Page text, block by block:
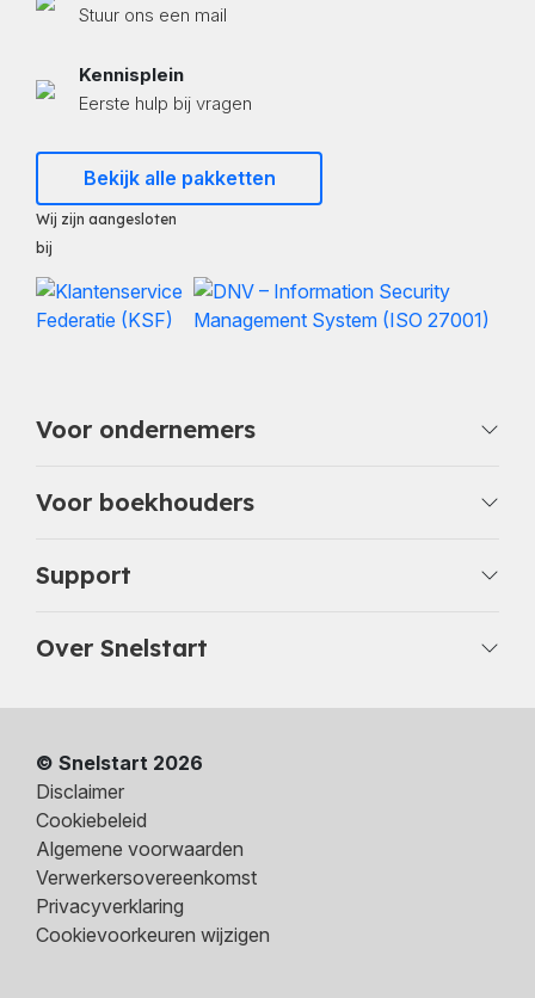
Stuur ons een mail
Kennisplein
Eerste hulp bij vragen
Bekijk alle pakketten
Wij zijn aangesloten
bij
Voor ondernemers
Voor boekhouders
Support
Over Snelstart
© Snelstart 2026
Disclaimer
Cookiebeleid
Algemene voorwaarden
Verwerkersovereenkomst
Privacyverklaring
Cookievoorkeuren wijzigen